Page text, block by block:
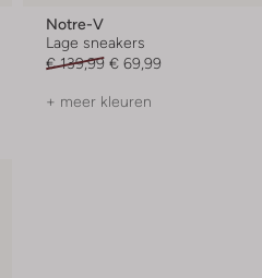
Notre-V
Lage sneakers
€ 139,99 € 69,99
+ meer kleuren